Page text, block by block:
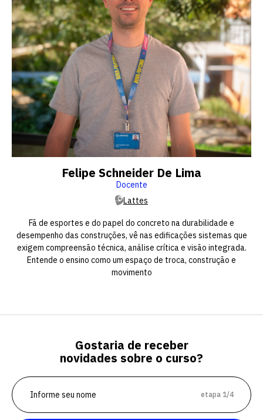
Felipe Schneider De Lima
Docente
Lattes
Fã de esportes e do papel do concreto na durabilidade e
desempenho das construções, vê nas edificações sistemas que
exigem compreensão técnica, análise crítica e visão integrada.
Entende o ensino como um espaço de troca, construção e
movimento
Gostaria de receber
novidades sobre o curso?
etapa 1/4